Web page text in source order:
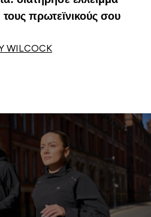
πρωτεϊνικούς σου
WILCOCK